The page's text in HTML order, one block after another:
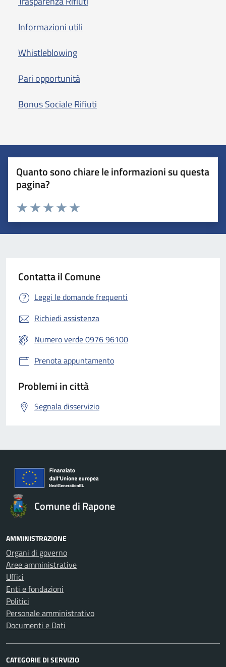
Informazioni utili
Whistleblowing
Pari opportunità
Bonus Sociale Rifiuti
Quanto sono chiare le informazioni su questa
pagina?
Valuta 5 stelle su 5
Valuta 4 stelle su 5
Valuta 3 stelle su 5
Valuta 2 stelle su 5
Valuta 1 stelle su 5
Contatta il Comune
Leggi le domande frequenti
Richiedi assistenza
Numero verde 0976 96100
Prenota appuntamento
Problemi in città
Segnala disservizio
Comune di Rapone
AMMINISTRAZIONE
Organi di governo
Aree amministrative
Uffici
Enti e fondazioni
Politici
Personale amministrativo
Documenti e Dati
CATEGORIE DI SERVIZIO